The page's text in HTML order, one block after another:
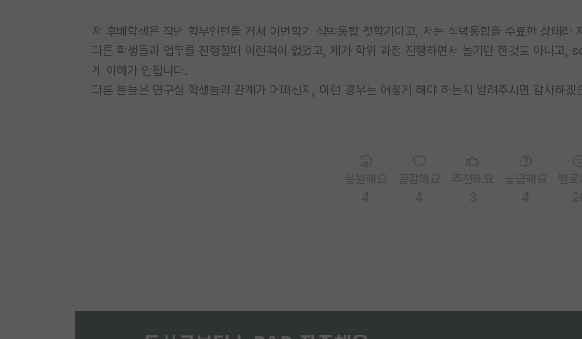
저 후배학생은 작년 학부인턴을 거쳐 이번학기 석박통합 첫학기이고, 저는 석박통합을 수료한 상태라
다른 학생들과 업무를 진행할때 이런적이 없었고, 제가 학위 과정 진행하면서 놀기만 한것도 아니고,
게 이해가 안됩니다.
다른 분들은 연구실 학생들과 관계가 어떠신지, 이런 경우는 어떻게 해야 하는지 알려주시면 감사하겠